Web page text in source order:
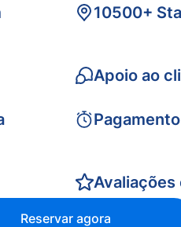
10500+
Apoio ao
Reservar agora